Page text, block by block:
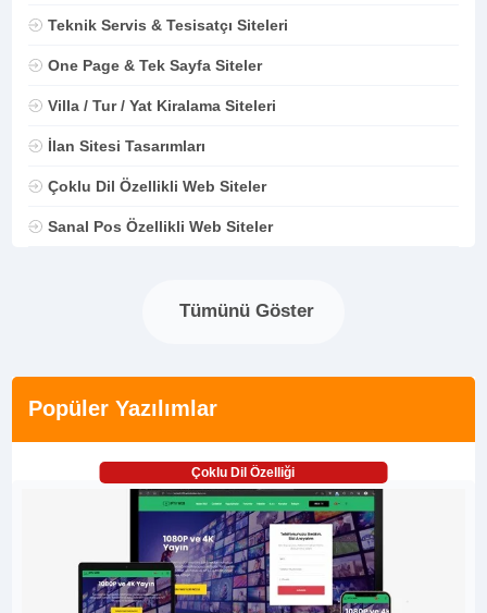
Teknik Servis & Tesisatçı Siteleri
One Page & Tek Sayfa Siteler
Villa / Tur / Yat Kiralama Siteleri
İlan Sitesi Tasarımları
Çoklu Dil Özellikli Web Siteler
Sanal Pos Özellikli Web Siteler
Tümünü Göster
Popüler Yazılımlar
Çoklu Dil Özelliği